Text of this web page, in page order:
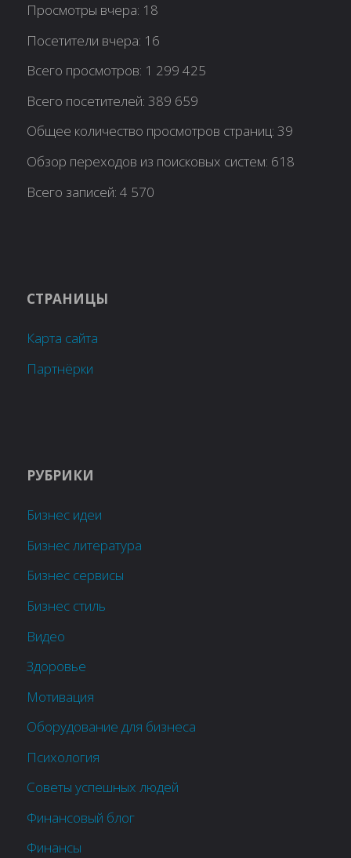
Просмотры вчера: 18
Посетители вчера: 16
Всего просмотров: 1 299 425
Всего посетителей:389 659
Общее количество просмотров страниц:39
Обзор переходов из поисковых систем: 618
Всего записей:4 570
СТРАНИЦЫ
Карта сайта
Партнёрки
РУБРИКИ
Бизнес идеи
Бизнес литература
Бизнес сервисы
Бизнес стиль
Видео
Здоровье
Мотивация
Оборудование для бизнеса
Психология
Советы успешных людей
Финансовый блог
Финансы